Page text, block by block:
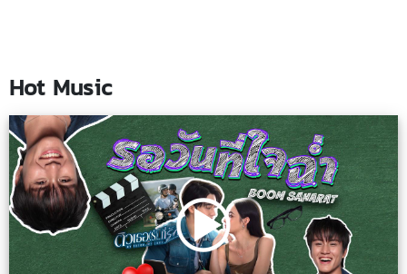
Hot Music